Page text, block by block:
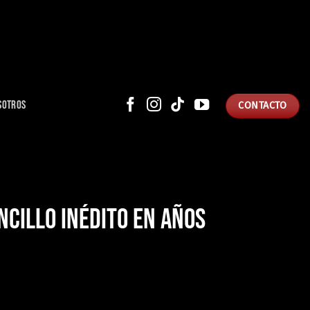
CONTACTO
INÉDITO EN AÑOS